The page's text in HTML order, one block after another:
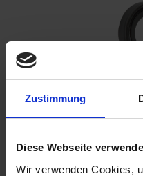
Zustimmung
Diese Webseite
Wir verwenden Cookies,
Prices incl. VAT,plus shipping
Ready to ship today,